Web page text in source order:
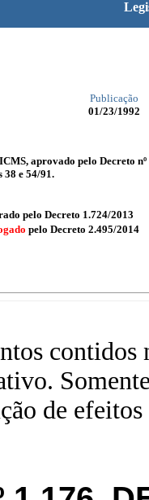
Publicação
01/23/1992
aprovado pelo Decreto
38 e 54/91.
pelo Decreto 1.724/2013
pelo Decreto 2.495/2014
contidos
de